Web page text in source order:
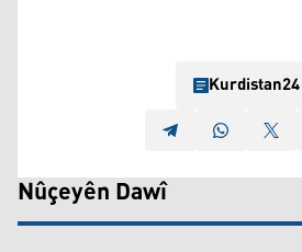
Kurdistan24
Nûçeyên Dawî